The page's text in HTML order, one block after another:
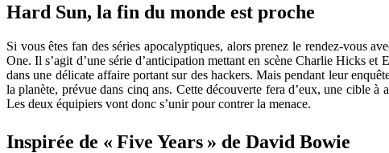
Hard Sun, la fin du monde est proche
Si vous êtes fan des séries apocalyptiques, alors prenez le rendez-vous
One. Il s’agit d’une série d’anticipation mettant en scène Charlie Hicks
dans une délicate affaire portant sur des hackers. Mais pendant leur
la planète, prévue dans cinq ans. Cette découverte fera d’eux, une cible
Les deux équipiers vont donc s’unir pour contrer la menace.
Inspirée de « Five Years » de David Bowie